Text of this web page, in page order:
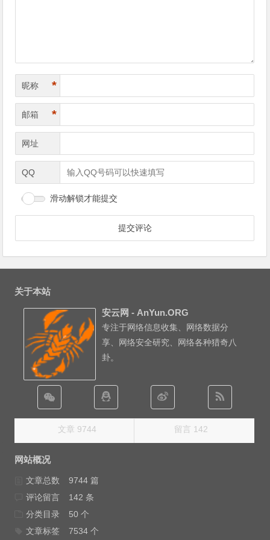
昵称 *
邮箱 *
网址
QQ
滑动解锁才能提交
关于本站
安云网 - AnYun.ORG
专注于网络信息收集、网络数据分
享、网络安全研究、网络各种猎奇八
卦。
文章 9744 留言 142
网站概况
文章总数
9744 篇
评论留言
142 条
分类目录
50 个
文章标签
7534 个